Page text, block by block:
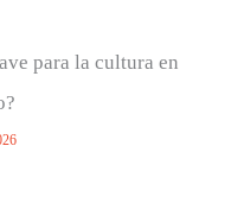
para la cultura en